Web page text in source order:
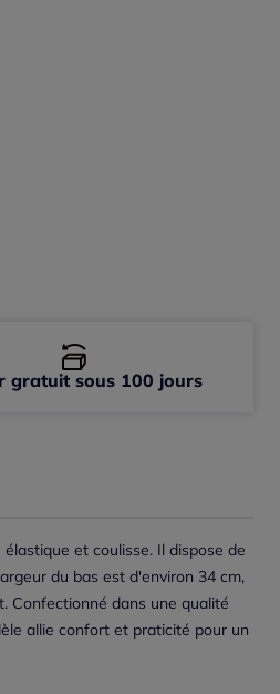
et coulisse. Il dispose de
du bas est d'environ 34 cm,
Confectionné dans une qualité
allie confort et praticité pour un
gratuit sous 100 jours